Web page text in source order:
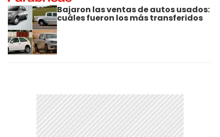
Bajaron las ventas de autos usados:
cuáles fueron los más transferidos